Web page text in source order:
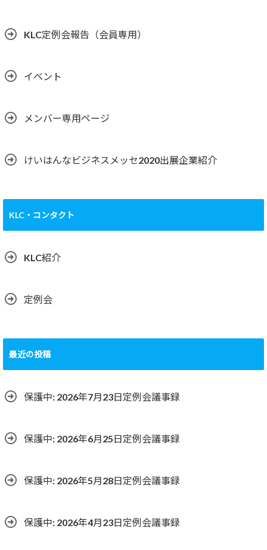
KLC定例会報告（会員専用）
イベント
メンバー専用ページ
けいはんなビジネスメッセ2020出展企業紹介
KLC・コンタクト
KLC紹介
定例会
最近の投稿
保護中: 2026年7月23日定例会議事録
保護中: 2026年6月25日定例会議事録
保護中: 2026年5月28日定例会議事録
保護中: 2026年4月23日定例会議事録